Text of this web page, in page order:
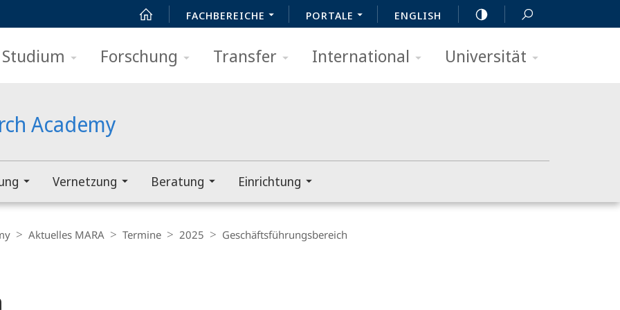
FACHBEREICHE PORTALE ENGLISH
Studium Forschung Transfer International Universität
Academy
Vernetzung Beratung Einrichtung
Aktuelles MARA Termine 2025 Geschäftsführungsbereich